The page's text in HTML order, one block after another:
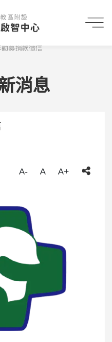
募捐款徵信
消息
A- A A+